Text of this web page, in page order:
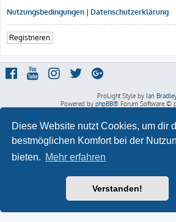
Diese Website nutzt Cookies, um dir
bestmöglichen Komfort bei der
bieten. Mehr erfahren
Verstanden!
Nutzungsbedingungen | Datenschutzerklärung
Registrieren
ProLight Style by Ian
Powered by phpBB® Forum Software ©